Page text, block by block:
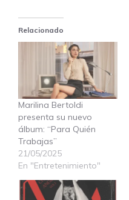
Relacionado
Marilina Bertoldi
presenta su nuevo
álbum: “Para Quién
Trabajas”
21/05/2025
En "Entretenimiento"